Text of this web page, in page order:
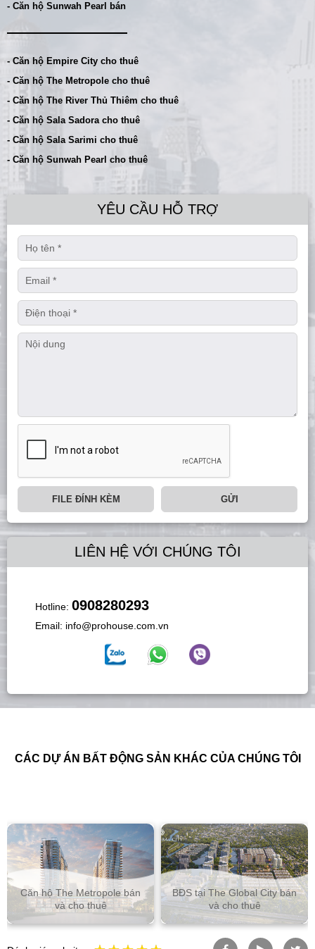
- Căn hộ Sunwah Pearl bán
- Căn hộ Empire City cho thuê
- Căn hộ The Metropole cho thuê
- Căn hộ The River Thủ Thiêm cho thuê
- Căn hộ Sala Sadora cho thuê
- Căn hộ Sala Sarimi cho thuê
- Căn hộ Sunwah Pearl cho thuê
YÊU CẦU HỖ TRỢ
FILE ĐÍNH KÈM GỬI
LIÊN HỆ VỚI CHÚNG TÔI
Hotline: 0908280293
Email: info@prohouse.com.vn
CÁC DỰ ÁN BẤT ĐỘNG SẢN KHÁC CỦA CHÚNG TÔI
Căn hộ The Metropole bán
và cho thuê
BĐS tại The Global City bán
và cho thuê